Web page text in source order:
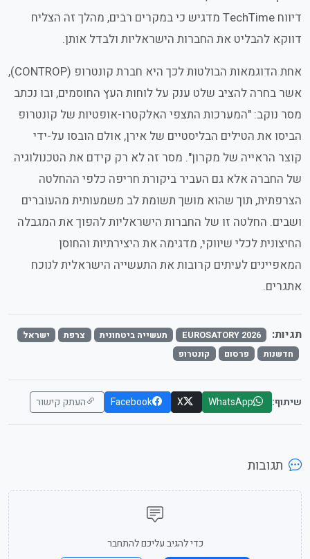
דיווח TechTime מדגיש כי במקרים רבים, מהלך זה הצליח
דווקא להבליט את החברות הישראליות ולבדל אותן.
אחת הדוגמאות הבולטות לכך היא חברת קונטרופ (CONTROP),
אשר בחרה להציב שלט ענק על לוחות העץ החוסמים, ובו נכתב
מסר נוקב: המערכות התצפי האלקטרו-אופטיות של קונטרופ
הביסו את הטילים הבליסטיים של אירן, אולם הובסו על-ידי
קוצר הראייה של מקרון . מסר זה לא רק קידם את הטכנולוגיה
של החברה אלא גם העביר ביקורת חריפה כלפי ההחלטה
הצרפתית, תוך שהוא מושך תשומת לב משמעותית מהעוברים
ושבים. החלטה זו של החברות הישראליות להפוך את המגבלה
החיצונית לכלי שיווקי, מדגימה את היצירתיות והחוסן
המאפיינים לעיתים קרובות את התעשייה הישראלית לנוכח
אתגרים.
תגיות: EUROSATORY 2026 תעשייה ביטחונית צרפת
ישראל
חדשנות
פרסום קונטרופ
שיתוף: WhatsApp
X
Facebook העתק קישור
תגובות
כדי להגיב עליכם להתחבר